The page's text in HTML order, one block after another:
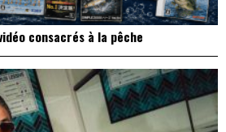
consacrés à la pêche